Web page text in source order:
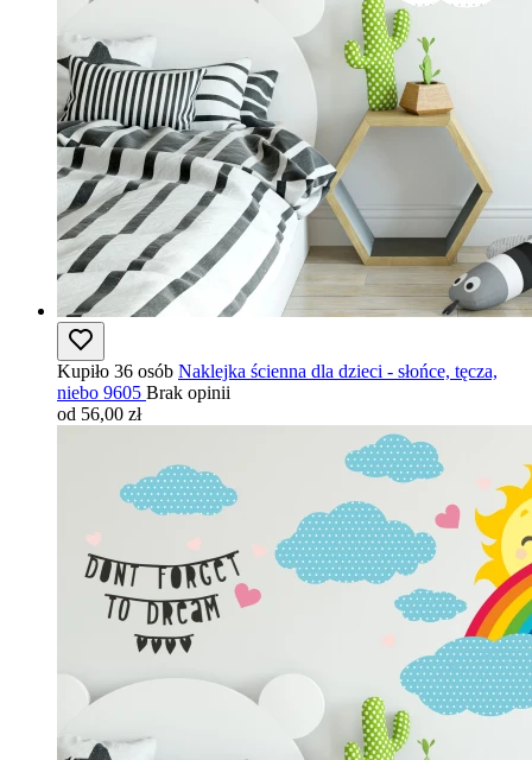
Kupiło 36 osób Naklejka ścienna dla dzieci - słońce, tęcza,
niebo 9605 Brak opinii
od 56,00 zł